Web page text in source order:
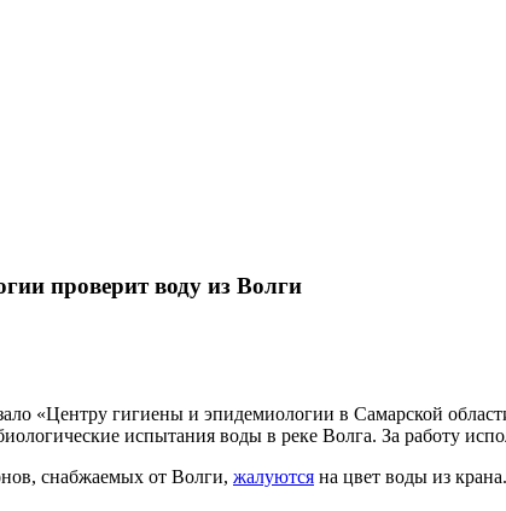
проверит воду из Волги
«Центру гигиены и эпидемиологии в Самарской
испытания воды в реке Волга. За работу
снабжаемых от Волги, жалуются на цвет воды из